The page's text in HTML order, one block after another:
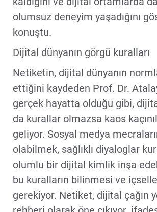
olumsuz deneyim yaşadığını
konuştu.
Dijital dünyanın görgü kuralları
Netiketin, dijital dünyanın
ettiğini kaydeden Prof. Dr.
gerçek hayatta olduğu gibi,
da kurallar olmazsa kaos
geliyor. Sosyal medya
olabilmek, sağlıklı diyaloglar
olumlu bir dijital kimlik inşa
bu kuralların bilinmesi ve
gerekiyor. Netiket, dijital çağın